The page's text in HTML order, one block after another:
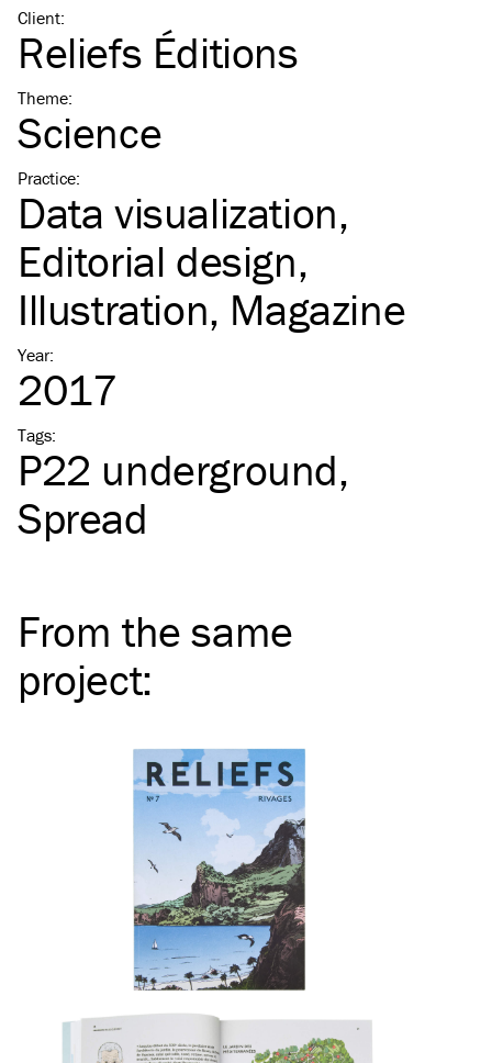
Client:
Reliefs Éditions
Theme:
Science
Practice:
Data visualization
Editorial design
Illustration Magazine
Year:
2017
Tags:
P22 underground
Spread
From the same
project: